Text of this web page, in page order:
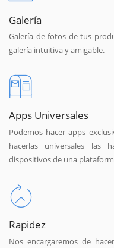
Galería
Galería de fotos de tus
galería intuitiva y amigable.
Apps Universales
Podemos hacer apps
hacerlas universales las
dispositivos de una
Rapidez
Nos encargaremos de